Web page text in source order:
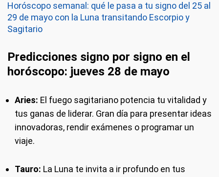
Horóscopo semanal: qué le pasa a tu signo del 25 al
29 de mayo con la Luna transitando Escorpio y
Sagitario
Predicciones signo por signo en el
horóscopo: jueves 28 de mayo
Aries: El fuego sagitariano potencia tu vitalidad y
tus ganas de liderar. Gran día para presentar ideas
innovadoras, rendir exámenes o programar un
viaje.
Tauro: La Luna te invita a ir profundo en tus